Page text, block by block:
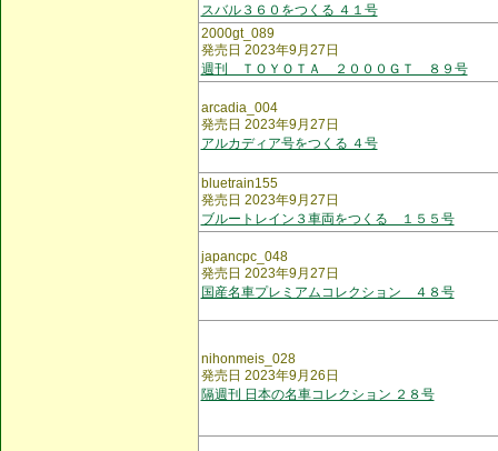
スバル３６０をつくる ４１号
2000gt_089
発売日 2023年9月27日
週刊 ＴＯＹＯＴＡ ２０００ＧＴ ８９号
arcadia_004
発売日 2023年9月27日
アルカディア号をつくる ４号
bluetrain155
発売日 2023年9月27日
ブルートレイン３車両をつくる １５５号
japancpc_048
発売日 2023年9月27日
国産名車プレミアムコレクション ４８号
nihonmeis_028
発売日 2023年9月26日
隔週刊 日本の名車コレクション ２８号